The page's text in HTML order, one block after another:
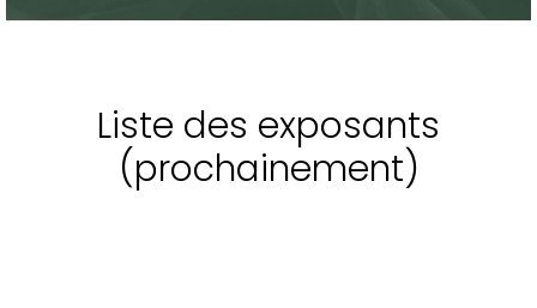
Liste des exposants
(prochainement)